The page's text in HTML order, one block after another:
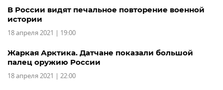
В России видят печальное повторение военной
истории
18 апреля 2021 | 19:00
Жаркая Арктика. Датчане показали большой
палец оружию России
18 апреля 2021 | 22:00